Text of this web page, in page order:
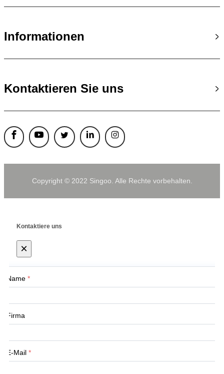
Informationen
Kontaktieren Sie uns
Copyright © 2022 Singoo. Alle Rechte vorbehalten.
Kontaktiere uns
×
Name *
Firma
E-Mail *